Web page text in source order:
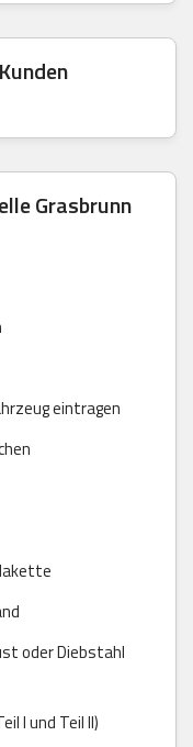
Grasbrunn
eintragen
oder Diebstahl
I und Teil II)